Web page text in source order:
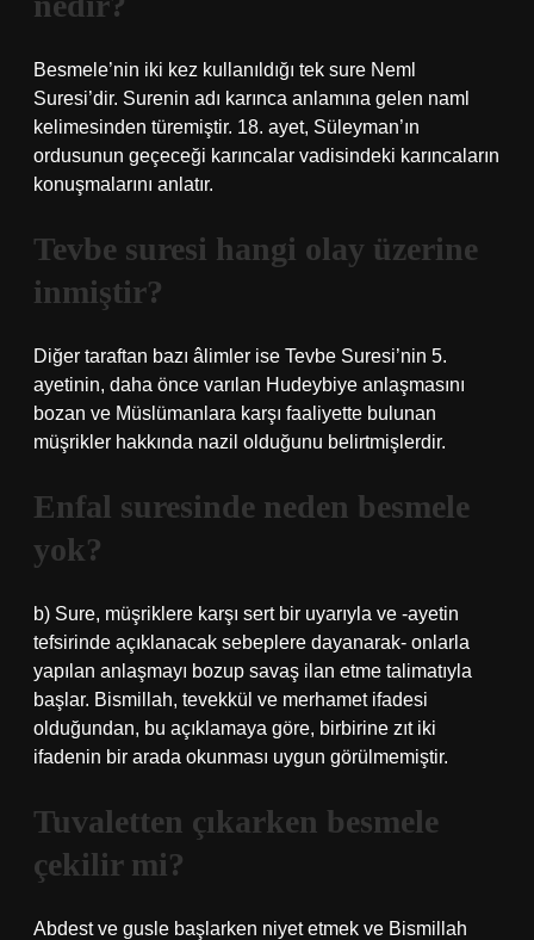
Besmele’nin iki kez kullanıldığı tek sure Neml
Suresi’dir. Surenin adı karınca anlamına gelen naml
kelimesinden türemiştir. 18. ayet, Süleyman’ın
ordusunun geçeceği karıncalar vadisindeki karıncaların
konuşmalarını anlatır.
Tevbe suresi hangi olay üzerine
inmiştir?
Diğer taraftan bazı âlimler ise Tevbe Suresi’nin 5.
ayetinin, daha önce varılan Hudeybiye anlaşmasını
bozan ve Müslümanlara karşı faaliyette bulunan
müşrikler hakkında nazil olduğunu belirtmişlerdir.
Enfal suresinde neden besmele
yok?
b) Sure, müşriklere karşı sert bir uyarıyla ve -ayetin
tefsirinde açıklanacak sebeplere dayanarak- onlarla
yapılan anlaşmayı bozup savaş ilan etme talimatıyla
başlar. Bismillah, tevekkül ve merhamet ifadesi
olduğundan, bu açıklamaya göre, birbirine zıt iki
ifadenin bir arada okunması uygun görülmemiştir.
Tuvaletten çıkarken besmele
çekilir mi?
Abdest ve gusle başlarken niyet etmek ve Bismillah